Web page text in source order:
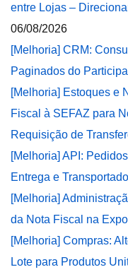
entre Lojas –
06/08/2026
[Melhoria] CRM:
Paginados do
[Melhoria] Estoques e
Fiscal à SEFAZ para
Requisição de
[Melhoria] API:
Entrega e
[Melhoria]
da Nota Fiscal na
[Melhoria] Compras:
Lote para Produtos